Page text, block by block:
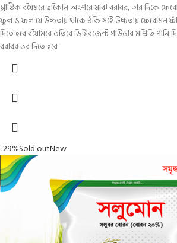
প্লাস্টিক বযৈ়মরে ত্রকিোন অংশরে মাঝ বরাবর, তার দিকে
ফুল ও ফল যে উচ্চতায় থাকে ঠকি সইে উচ্চতায় ফেরোমন
দিতে হবে বযৈ়ামরে ভতিরে ডিটারজেন্ট পাউডার মশ্রিতি
বরাবর ভর দিতে হবে
-29%Sold outNew